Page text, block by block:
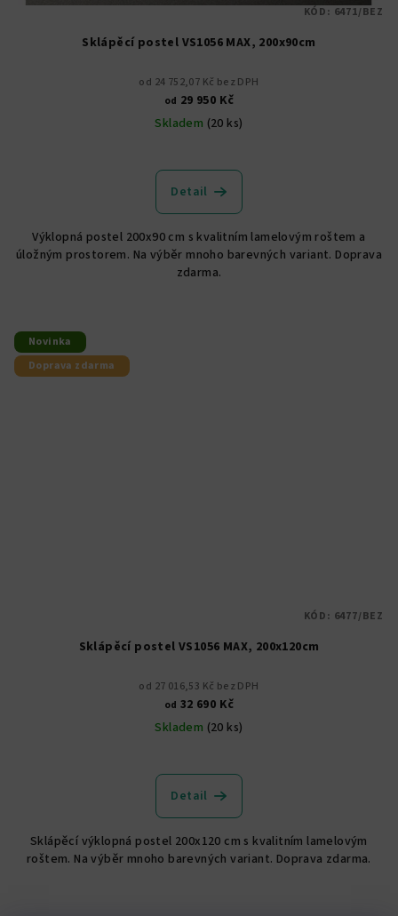
Sklápěcí postel VS1056 MAX, 200x90cm
od 24 752,07 Kč bez DPH
od 29 950 Kč
Skladem (20 ks)
hodnocení
produktu
z
5
hvězdiček.
Detail
Výklopná postel 200x90 cm s kvalitním lamelovým roštem a
úložným prostorem. Na výběr mnoho barevných variant. Doprava
zdarma.
KÓD: 6471/BEZ
Novinka
Doprava zdarma
Sklápěcí postel VS1056 MAX, 200x120cm
od 27 016,53 Kč bez DPH
od 32 690 Kč
Skladem (20 ks)
hodnocení
produktu
z
5
Detail
Sklápěcí výklopná postel 200x120 cm s kvalitním lamelovým
roštem. Na výběr mnoho barevných variant. Doprava zdarma.
KÓD: 6477/BEZ